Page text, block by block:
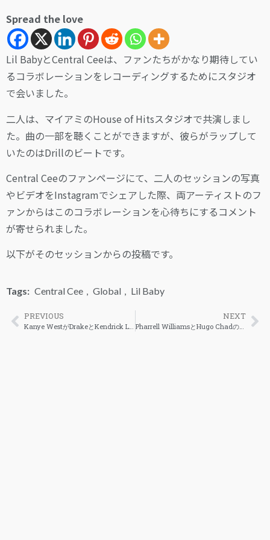
Spread the love
Lil BabyとCentral Ceeは、ファンたちがかなり期待してい
るコラボレーションをレコーディングするためにスタジオ
で会いました。
二人は、マイアミのHouse of Hitsスタジオで共演しまし
た。曲の一部を聴くことができますが、彼らがラップして
いたのはDrillのビートです。
Central Ceeのファンページにて、二人のセッションの写真
やビデオをInstagramでシェアした際、両アーティストのフ
ァンからはこのコラボレーションを心待ちにするコメント
が寄せられました。
以下がそのセッションからの投稿です。
Tags: Central Cee , Global , Lil Baby
PREVIOUS
Kanye WestがDrakeとKendrick Lamarのビーフに対して自分こそがGOATだと主張
NEXT
Pharrell WilliamsとHugo Chadの間でThe Neptunesの商標に関する法的争い